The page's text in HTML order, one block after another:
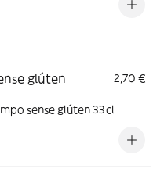
glúten
2,70 €
sense glúten 33cl